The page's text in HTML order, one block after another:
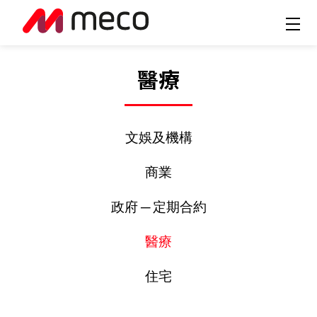
醫療
文娛及機構
商業
政府 ─ 定期合約
醫療
住宅